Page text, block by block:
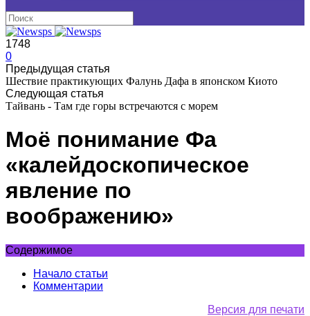
1748
0
Предыдущая статья
Шествие практикующих Фалунь Дафа в японском Киото
Следующая статья
Тайвань - Там где горы встречаются с морем
Моё понимание Фа
«калейдоскопическое
явление по
воображению»
Содержимое
Начало статьи
Комментарии
Версия для печати